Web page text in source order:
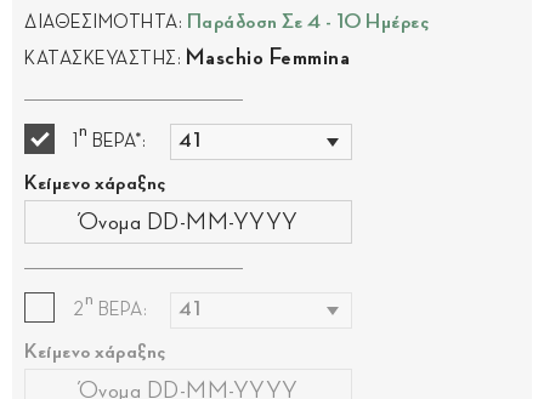
ΔΙΑΘΕΣΙΜΟΤΗΤΑ: Παράδοση Σε 4 - 10 Ημέρες
ΚΑΤΑΣΚΕΥΑΣΤΗΣ: Maschio Femmina
η
ΒΕΡΑ*:
Κείμενο χάραξης
2
η
ΒΕΡΑ:
Κείμενο χάραξης